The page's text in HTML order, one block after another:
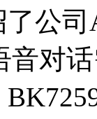
公
音对